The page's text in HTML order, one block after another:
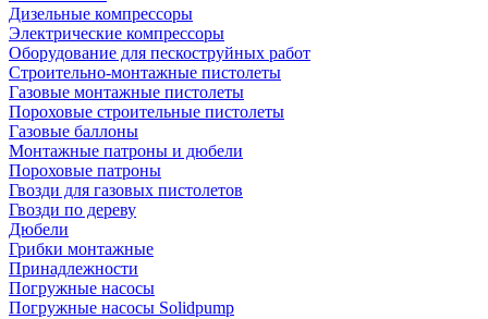
Дизельные компрессоры
Электрические компрессоры
Оборудование для пескоструйных работ
Строительно-монтажные пистолеты
Газовые монтажные пистолеты
Пороховые строительные пистолеты
Газовые баллоны
Монтажные патроны и дюбели
Пороховые патроны
Гвозди для газовых пистолетов
Гвозди по дереву
Дюбели
Грибки монтажные
Принадлежности
Погружные насосы
Погружные насосы Solidpump